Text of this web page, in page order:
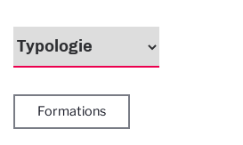
Formations